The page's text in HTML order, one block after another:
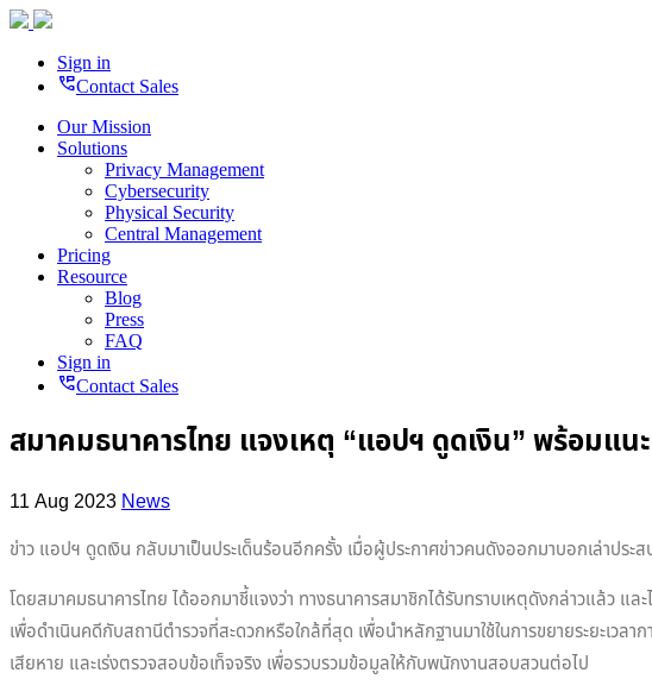
Sign in
perm_phone_msgContact Sales
Our Mission
Solutions
Privacy Management
Cybersecurity
Physical Security
Central Management
Pricing
Resource
Blog
Press
FAQ
Sign in
perm_phone_msgContact Sales
สมาคมธนาคารไทย แจงเหตุ “แอปฯ ดูดเงิน” พร้อมแ
11 Aug 2023News
ข่าว แอปฯ ดูดเงิน กลับมาเป็นประเด็นร้อนอีกครั้ง เมื่อผู้ประกาศข่าวคนดังออกมาบอกเล่า
โดยสมาคมธนาคารไทย ได้ออกมาชี้แจงว่า ทางธนาคารสมาชิกได้รับทราบเหตุดังกล่าวแล้ว แ
เพื่อดำเนินคดีกับสถานีตำรวจที่สะดวกหรือใกล้ที่สุด เพื่อนำหลักฐานมาใช้ในการขยายระยะเ
เสียหาย และเร่งตรวจสอบข้อเท็จจริง เพื่อรวบรวมข้อมูลให้กับพนักงานสอบสวนต่อไป